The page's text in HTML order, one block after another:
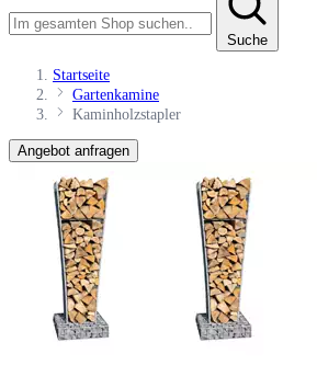
Suche
Startseite
Gartenkamine
Kaminholzstapler
Angebot anfragen